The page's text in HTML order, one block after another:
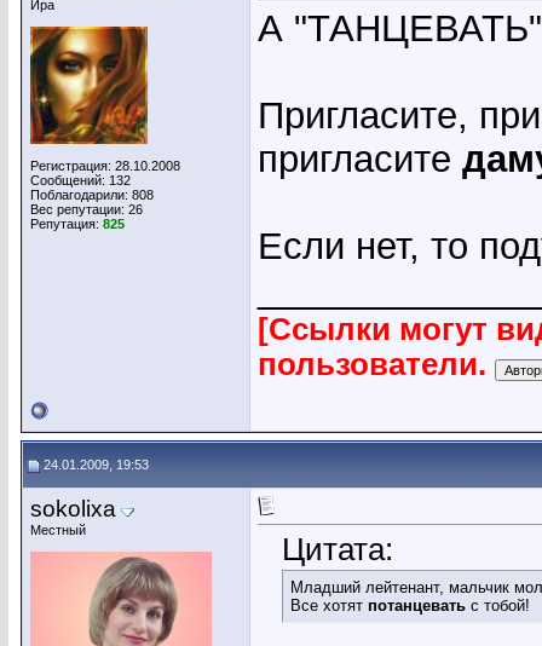
Ира
Регистрация: 28.10.2008
Сообщений: 132
Поблагодарили: 808
Вес репутации: 26
Репутация: 825
А "ТАНЦЕВАТЬ"
Пригласите,
пригласите
Если нет, то
[Ссылки могут
пользователи.
24.01.2009, 19:53
sokolixa
Местный
Цитата:
Младший лейтенант, мальчик
Все хотят потанцевать с тобой!